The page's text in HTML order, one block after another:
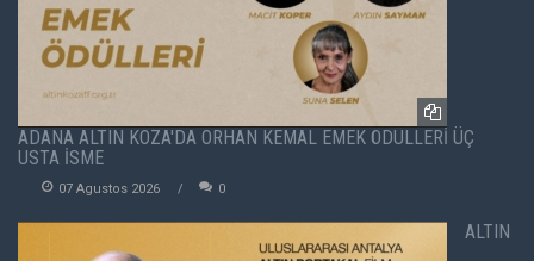
ADANA ALTIN KOZA'DA ORHAN KEMAL EMEK ÖDÜLLERİ ÜÇ
USTA İSME
07 Agustos 2026 0
ALTIN